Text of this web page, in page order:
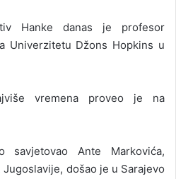
Hanke danas je profesor
Univerzitetu Džons Hopkins u
vremena proveo je na
Ante Markovića,
došao je u Sarajevo